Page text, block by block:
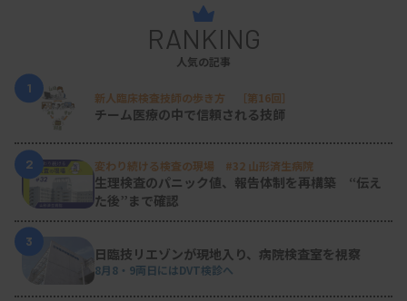
算です。この結果からすると、物価高騰を払拭する
国民の購買力向上については、少なからず効力を発
揮するのではと予想されます。一方で、医療経済実
態調査では医療技術職の給与は微減傾向にあり、
2010年の平均給与が約488万6000円だったことから
すると、約10年前の水準に戻っただけと考えること
もできます。
医療機関は、すでに自助努力だけでは給与を上げる
ことが難しい現状です。引き続き職能団体の働きか
RANKING
人気の記事
1
新人臨床検査技師の歩き方 ［第16回］
チーム医療の中で信頼される技師
2 変わり続ける検査の現場 #32 山形済生病院
生理検査のパニック値、報告体制を再構築 “伝え
た後”まで確認
3
日臨技リエゾンが現地入り、病院検査室を視察
8月8・9両日にはDVT検診へ